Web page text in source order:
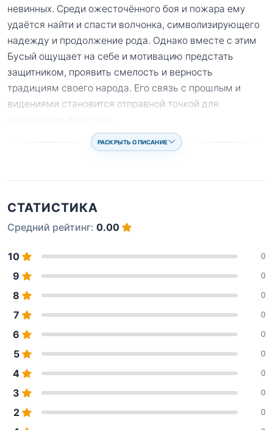
невинных. Среди ожесточённого боя и пожара ему
удаётся найти и спасти волчонка, символизирующего
надежду и продолжение рода. Однако вместе с этим
Бусый ощущает на себе и мотивацию предстать
защитником, проявить смелость и верность
традициям своего народа. Его связь с прошлым и
видениями становится отправной точкой для
РАСКРЫТЬ ОПИСАНИЕ
СТАТИСТИКА
Средний рейтинг: 0.00
10 0
9 0
8 0
7 0
6 0
5 0
4 0
3 0
2 0